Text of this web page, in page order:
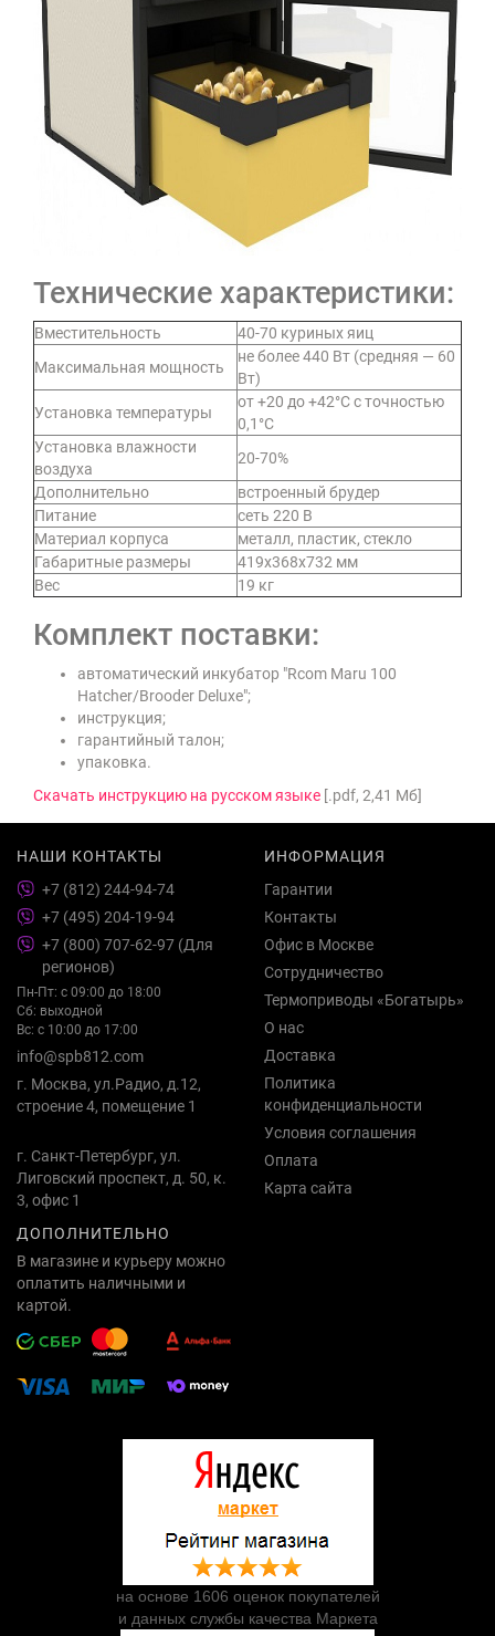
Технические характеристики:
Вместительность
40-70 куриных яиц
Максимальная мощность
не более 440 Вт (средняя — 60
Вт)
Установка температуры
от +20 до +42°C с точностью
0,1°C
Установка влажности
воздуха
20-70%
Дополнительно
встроенный брудер
Питание
сеть 220 В
Материал корпуса
металл, пластик, стекло
Габаритные размеры
419х368х732 мм
Вес
19 кг
Комплект поставки:
автоматический инкубатор "Rcom Maru 100
Hatcher/Brooder Deluxe";
инструкция;
гарантийный талон;
упаковка.
Скачать инструкцию на русском языке [.pdf, 2,41 Мб]
НАШИ КОНТАКТЫ
+7 (812) 244-94-74
+7 (495) 204-19-94
+7 (800) 707-62-97 (Для
регионов)
Пн-Пт: с 09:00 до 18:00
Сб: выходной
Вс: с 10:00 до 17:00
info@spb812.com
г. Москва, ул.Радио, д.12,
строение 4, помещение 1
г. Санкт-Петербург, ул.
Лиговский проспект, д. 50, к.
3, офис 1
ИНФОРМАЦИЯ
Гарантии
Контакты
Офис в Москве
Сотрудничество
Термоприводы «Богатырь»
О нас
Доставка
Политика
конфиденциальности
Условия соглашения
Оплата
Карта сайта
ДОПОЛНИТЕЛЬНО
В магазине и курьеру можно
оплатить наличными и
картой.
на основе 1606 оценок покупателей
и данных службы качества Маркета